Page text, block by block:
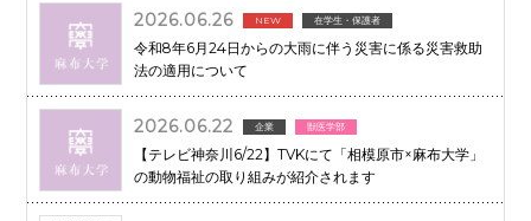
2026.06.26 NEW 在学生・保護者
令和8年6月24日からの大雨に伴う災害に係る災害救助
法の適用について
2026.06.22 企業 獣医学部
【テレビ神奈川6/22】TVKにて「相模原市×麻布大学」
の動物福祉の取り組みが紹介されます